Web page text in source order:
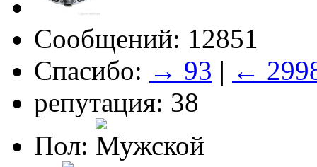
Сообщений: 12851
Спасибо: → 93 | ←
репутация: 38
Пол: